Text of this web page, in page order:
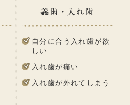
義歯・入れ歯
自分に合う入れ歯が欲
しい
入れ歯が痛い
入れ歯が外れてしまう